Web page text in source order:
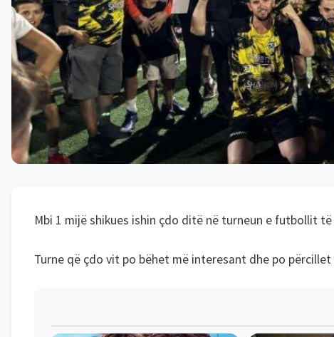
Mbi 1 mijë shikues ishin çdo ditë në turneun e futbollit
Turne që çdo vit po bëhet më interesant dhe po